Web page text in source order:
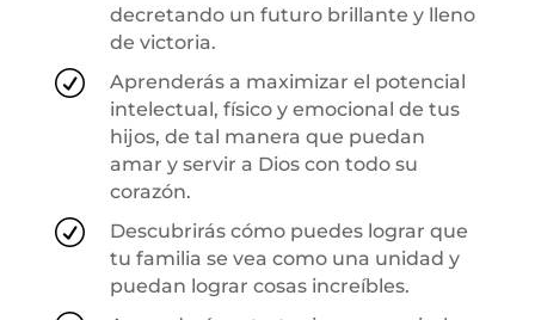
decretando un futuro brillante y lleno
de victoria.
R
Aprenderás a maximizar el potencial
intelectual, físico y emocional de tus
hijos, de tal manera que puedan
amar y servir a Dios con todo su
corazón.
R
Descubrirás cómo puedes lograr que
tu familia se vea como una unidad y
puedan lograr cosas increíbles.